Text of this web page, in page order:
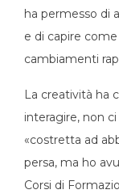
ha permesso di
e di capire
cambiamenti
La creatività ha
interagire, non
«costretta ad
persa, ma ho
Corsi di